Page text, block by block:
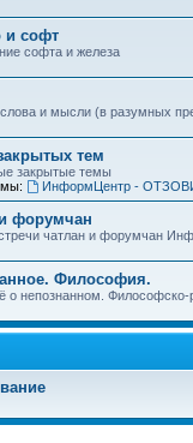
и софт
софта и железа
и мысли (в разумных
тем
закрытые темы
ИнформЦентр -
форумчан
чатлан и форумчан
Философия.
о непознанном.